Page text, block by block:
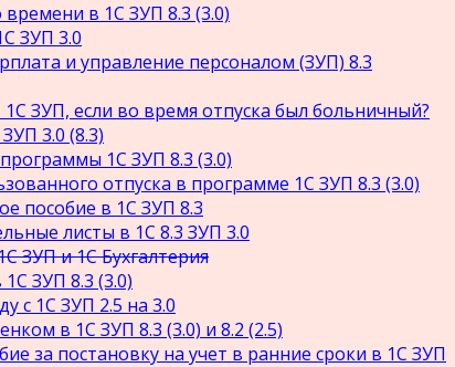
времени в 1С ЗУП 8.3 (3.0)
ЗУП 3.0
и управление персоналом (ЗУП) 8.3
ЗУП, если во время отпуска был больничный?
3.0 (8.3)
1С ЗУП 8.3 (3.0)
отпуска в программе 1С ЗУП 8.3 (3.0)
пособие в 1С ЗУП 8.3
листы в 1С 8.3 ЗУП 3.0
ЗУП и 1С Бухгалтерия
ЗУП 8.3 (3.0)
с 1С ЗУП 2.5 на 3.0
в 1С ЗУП 8.3 (3.0) и 8.2 (2.5)
за постановку на учет в ранние сроки в 1С ЗУП